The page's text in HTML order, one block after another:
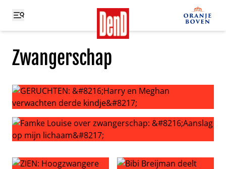
Zwangerschap
GERUCHTEN: ‘Harry en Meghan verwachten derde